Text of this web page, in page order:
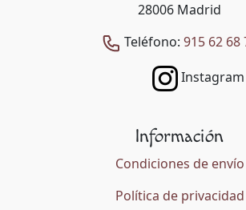
28006 Madrid
Teléfono: 915 62 68
Instagram
Información
Condiciones de envío
Política de privacidad